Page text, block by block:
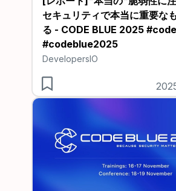
セキュリティで本当に重要な
る - CODE BLUE 2025
#codeblue2025
DevelopersIO